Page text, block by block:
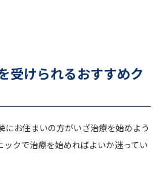
受けられるおすすめク
にお住まいの方がいざ治療を始めよう
ックで治療を始めればよいか迷ってい